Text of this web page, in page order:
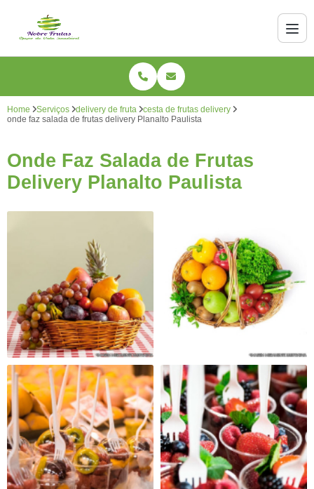
Home Serviços delivery de fruta
cesta de frutas delivery
onde faz salada de frutas delivery Planalto Paulista
Onde Faz Salada de Frutas
Delivery Planalto Paulista